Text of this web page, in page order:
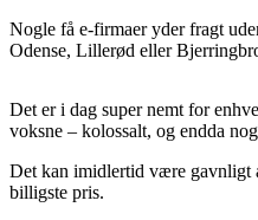
Nogle få e-firmaer yder fragt
Odense, Lillerød eller
Det er i dag super nemt for
voksne – kolossalt, og endda
Det kan imidlertid være gavnligt
billigste pris.